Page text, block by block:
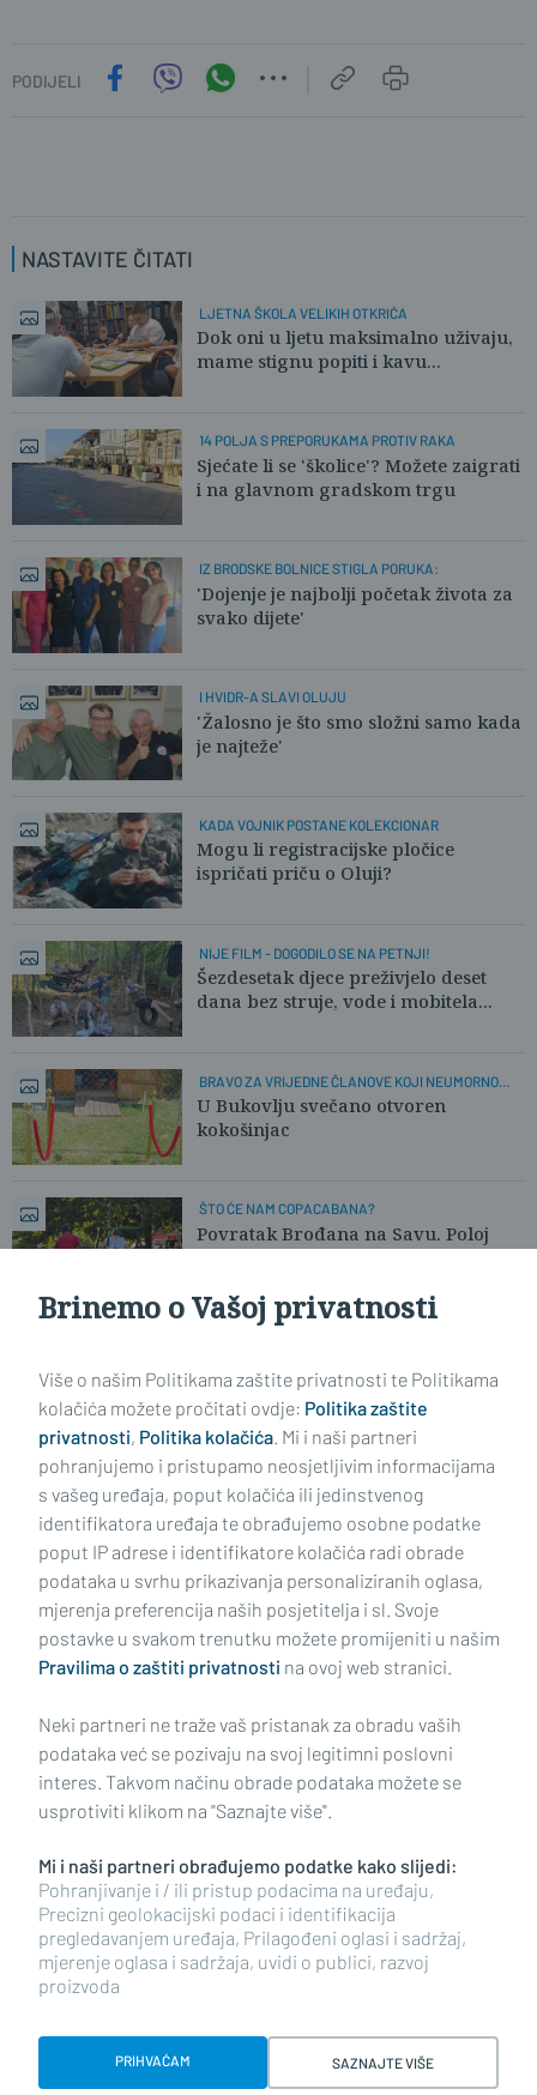
PODIJELI
NASTAVITE ČITATI
LJETNA ŠKOLA VELIKIH OTKRIĆA
Dok oni u ljetu maksimalno uživaju,
mame stignu popiti i kavu...
14 POLJA S PREPORUKAMA PROTIV RAKA
Sjećate li se 'školice'? Možete zaigrati
i na glavnom gradskom trgu
IZ BRODSKE BOLNICE STIGLA PORUKA:
'Dojenje je najbolji početak života za
svako dijete'
I HVIDR-A SLAVI OLUJU
'Žalosno je što smo složni samo kada
je najteže'
KADA VOJNIK POSTANE KOLEKCIONAR
Mogu li registracijske pločice
ispričati priču o Oluji?
NIJE FILM - DOGODILO SE NA PETNJI!
Šezdesetak djece preživjelo deset
dana bez struje, vode i mobitela...
BRAVO ZA VRIJEDNE ČLANOVE KOJI NEUMORNO
RADE!
U Bukovlju svečano otvoren
kokošinjac
ŠTO ĆE NAM COPACABANA?
Povratak Brođana na Savu. Poloj
kao mravinjak
Impressum Uvjeti korištenja Politika privatnosti
Politika kolačića Kontakt Pritužbe Suradnici
Oglašavanje
RUBRIKE
BRODSKO-POSAVSKA ŽUPANIJA
POŽEŠKO-SLAVONSKA ŽUPANIJA
Brinemo o Vašoj privatnosti
Više o našim Politikama zaštite privatnosti te Politikama
kolačića možete pročitati ovdje: Politika zaštite
privatnosti, Politika kolačića. Mi i naši partneri
pohranjujemo i pristupamo neosjetljivim informacijama
s vašeg uređaja, poput kolačića ili jedinstvenog
identifikatora uređaja te obrađujemo osobne podatke
poput IP adrese i identifikatore kolačića radi obrade
podataka u svrhu prikazivanja personaliziranih oglasa,
mjerenja preferencija naših posjetitelja i sl. Svoje
postavke u svakom trenutku možete promijeniti u našim
Pravilima o zaštiti privatnosti na ovoj web stranici.
Neki partneri ne traže vaš pristanak za obradu vaših
podataka već se pozivaju na svoj legitimni poslovni
interes. Takvom načinu obrade podataka možete se
usprotiviti klikom na "Saznajte više".
Mi i naši partneri obrađujemo podatke kako slijedi:
Pohranjivanje i / ili pristup podacima na uređaju,
Precizni geolokacijski podaci i identifikacija
pregledavanjem uređaja, Prilagođeni oglasi i sadržaj,
mjerenje oglasa i sadržaja, uvidi o publici, razvoj
proizvoda
PRIHVAĆAM SAZNAJTE VIŠE